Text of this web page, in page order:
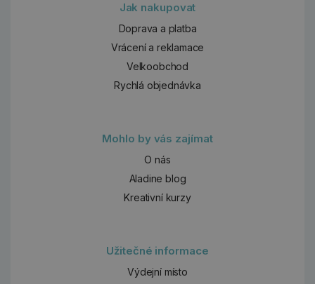
Jak nakupovat
Doprava a platba
Vrácení a reklamace
Velkoobchod
Rychlá objednávka
Mohlo by vás zajímat
O nás
Aladine blog
Kreativní kurzy
Užitečné informace
Výdejní místo